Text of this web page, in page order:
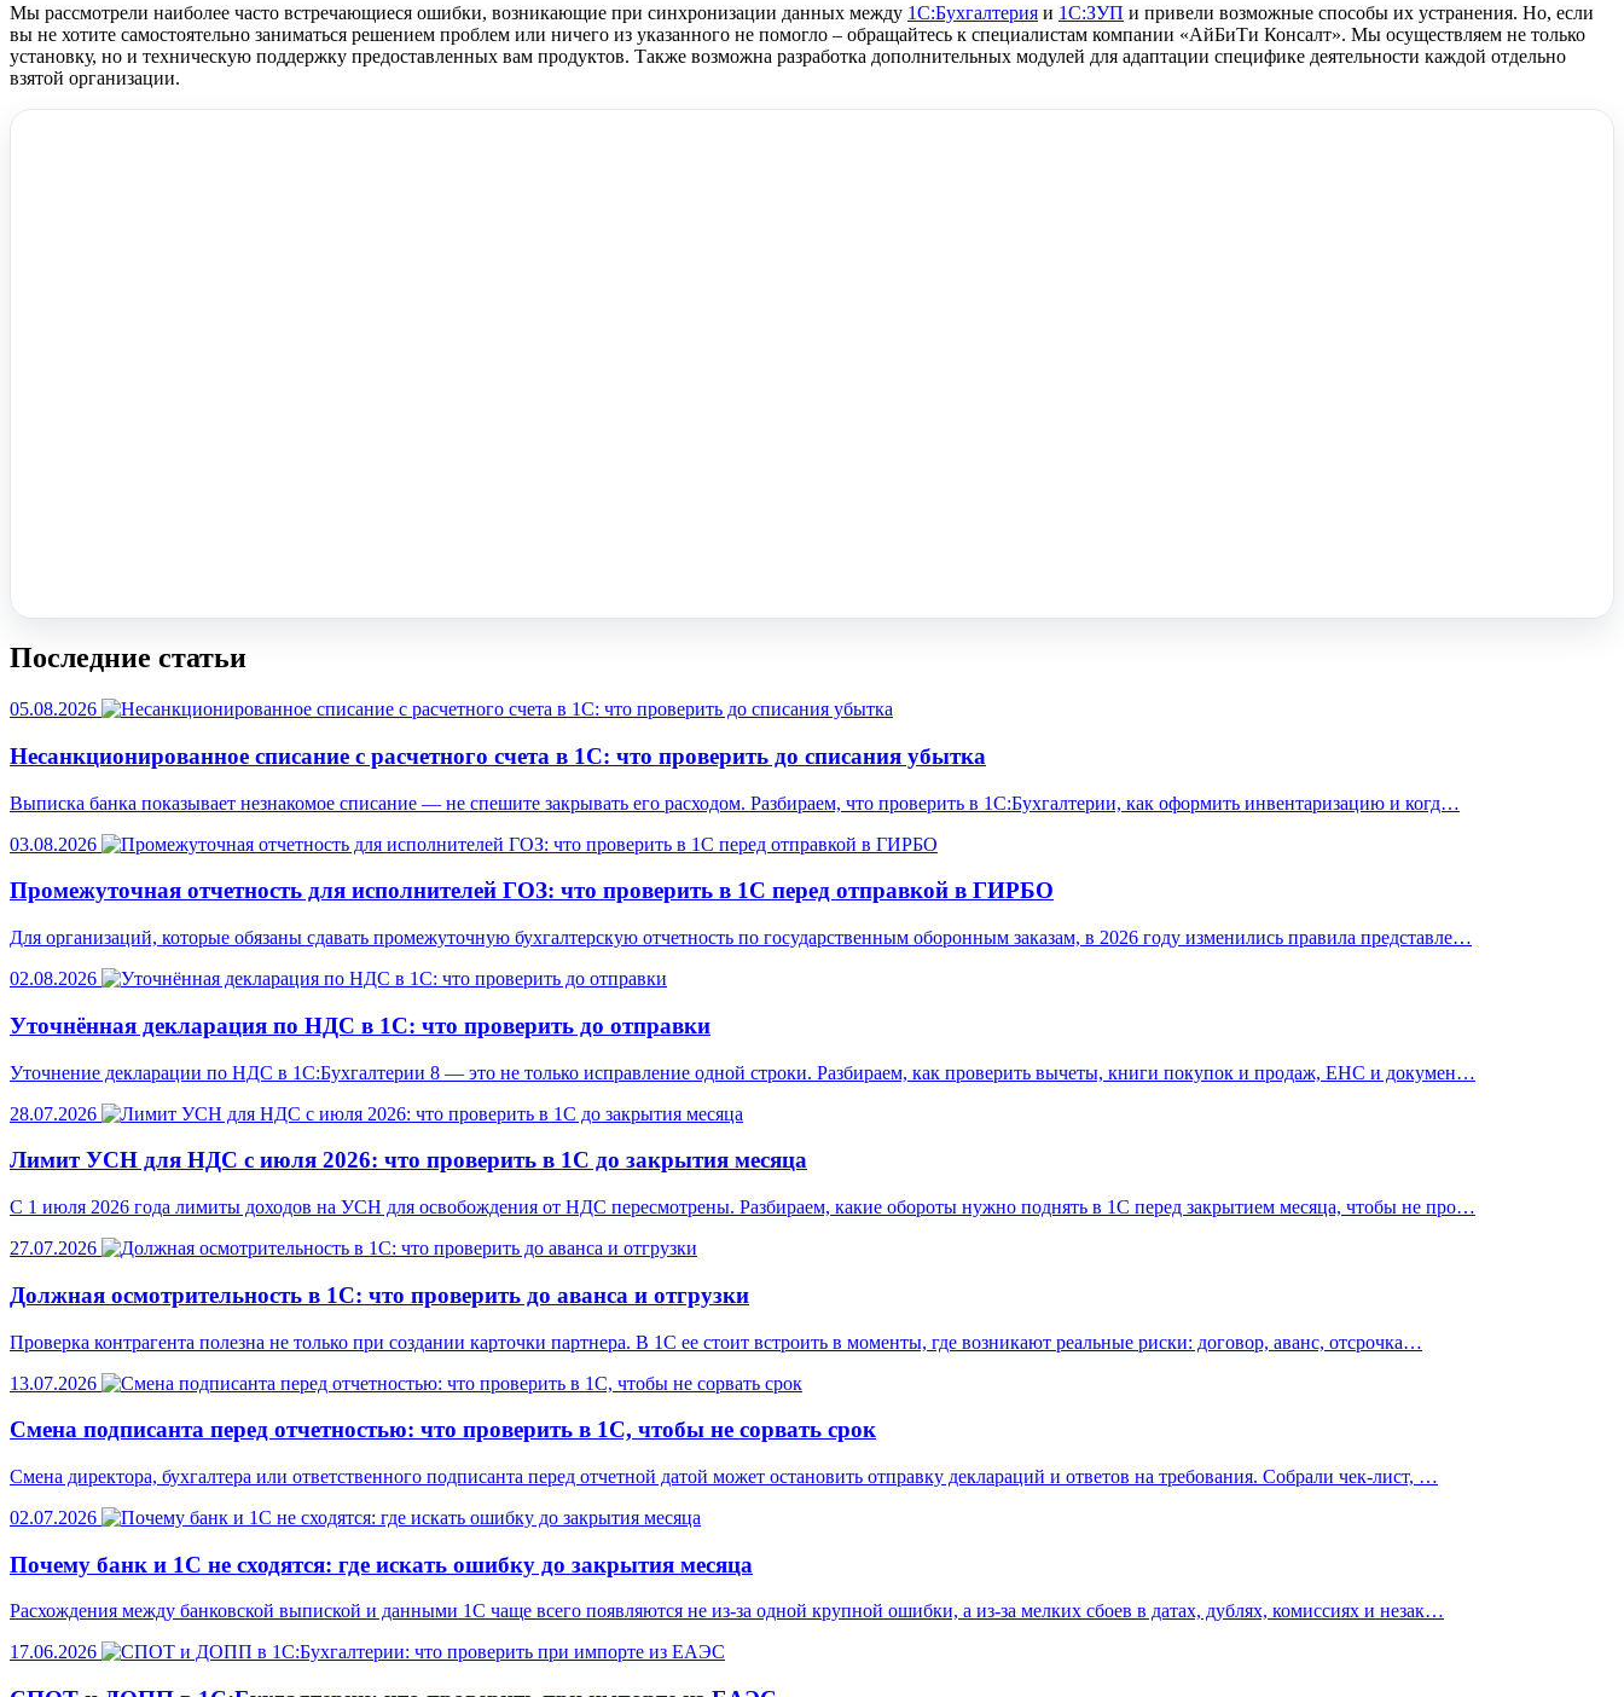
Мы рассмотрели наиболее часто встречающиеся ошибки, возникающие при синхронизации данных между 1С:Бухгалтерия и 1С:ЗУП и привели возможные способы их устранения. Но, если
вы не хотите самостоятельно заниматься решением проблем или ничего из указанного не помогло – обращайтесь к специалистам компании «АйБиТи Консалт». Мы осуществляем не только
установку, но и техническую поддержку предоставленных вам продуктов. Также возможна разработка дополнительных модулей для адаптации специфике деятельности каждой отдельно
взятой организации.
Последние статьи
05.08.2026
Несанкционированное списание с расчетного счета в 1С: что проверить до списания убытка
Выписка банка показывает незнакомое списание — не спешите закрывать его расходом. Разбираем, что проверить в 1С:Бухгалтерии, как оформить инвентаризацию и когд…
03.08.2026
Промежуточная отчетность для исполнителей ГОЗ: что проверить в 1С перед отправкой в ГИРБО
Для организаций, которые обязаны сдавать промежуточную бухгалтерскую отчетность по государственным оборонным заказам, в 2026 году изменились правила представле…
02.08.2026
Уточнённая декларация по НДС в 1С: что проверить до отправки
Уточнение декларации по НДС в 1С:Бухгалтерии 8 — это не только исправление одной строки. Разбираем, как проверить вычеты, книги покупок и продаж, ЕНС и докумен…
28.07.2026
Лимит УСН для НДС с июля 2026: что проверить в 1С до закрытия месяца
С 1 июля 2026 года лимиты доходов на УСН для освобождения от НДС пересмотрены. Разбираем, какие обороты нужно поднять в 1С перед закрытием месяца, чтобы не про…
27.07.2026
Должная осмотрительность в 1С: что проверить до аванса и отгрузки
Проверка контрагента полезна не только при создании карточки партнера. В 1С ее стоит встроить в моменты, где возникают реальные риски: договор, аванс, отсрочка…
13.07.2026
Смена подписанта перед отчетностью: что проверить в 1С, чтобы не сорвать срок
Смена директора, бухгалтера или ответственного подписанта перед отчетной датой может остановить отправку деклараций и ответов на требования. Собрали чек-лист, …
02.07.2026
Почему банк и 1С не сходятся: где искать ошибку до закрытия месяца
Расхождения между банковской выпиской и данными 1С чаще всего появляются не из-за одной крупной ошибки, а из-за мелких сбоев в датах, дублях, комиссиях и незак…
17.06.2026